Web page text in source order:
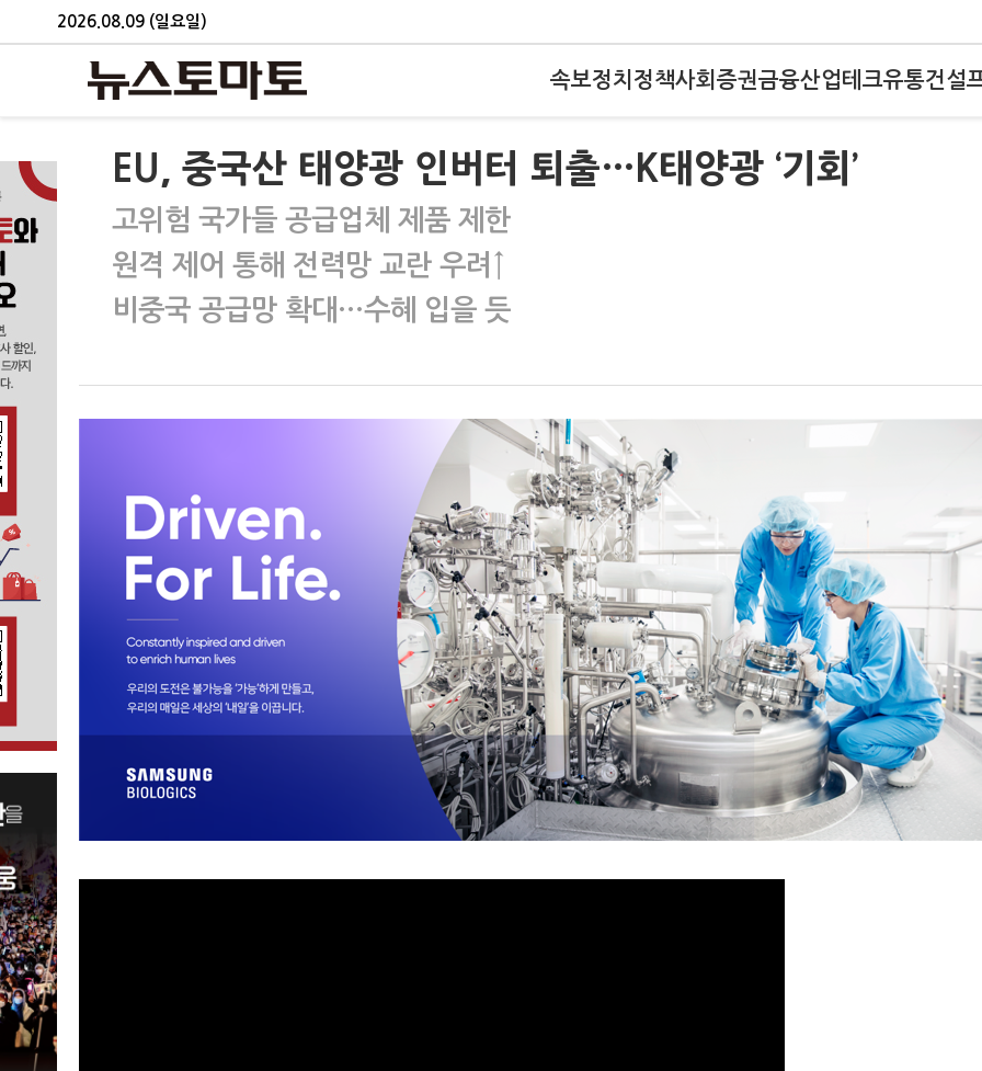
2026.08.09 (일요일)
속보정치 정책사회 증권금융산업테크유통건설
EU, 중국산 태양광 인버터 퇴출…K태양광 ‘기회’
고위험 국가들 공급업체 제품 제한
원격 제어 통해 전력망 교란 우려↑
비중국 공급망 확대…수혜 입을 듯